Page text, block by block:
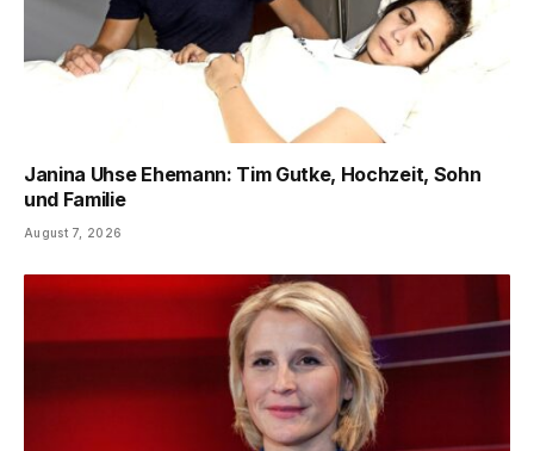
Janina Uhse Ehemann: Tim Gutke, Hochzeit, Sohn
und Familie
August 7, 2026